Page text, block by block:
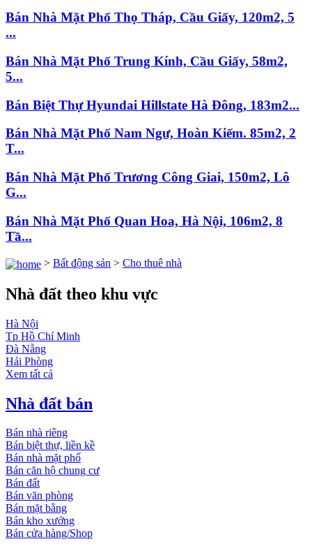
Bán Nhà Mặt Phố Thọ Tháp, Cầu Giấy, 120m2, 5
...
Bán Nhà Mặt Phố Trung Kính, Cầu Giấy, 58m2,
5...
Bán Biệt Thự Hyundai Hillstate Hà Đông, 183m2...
Bán Nhà Mặt Phố Nam Ngư, Hoàn Kiếm. 85m2, 2
T...
Bán Nhà Mặt Phố Trương Công Giai, 150m2, Lô
G...
Bán Nhà Mặt Phố Quan Hoa, Hà Nội, 106m2, 8
Tầ...
> Bất động sản > Cho thuê nhà
Nhà đất theo khu vực
Hà Nội
Tp Hồ Chí Minh
Đà Nẵng
Hải Phòng
Xem tất cả
Nhà đất bán
Bán nhà riêng
Bán biệt thự, liền kề
Bán nhà mặt phố
Bán căn hộ chung cư
Bán đất
Bán văn phòng
Bán mặt bằng
Bán kho xưởng
Bán cửa hàng/Shop